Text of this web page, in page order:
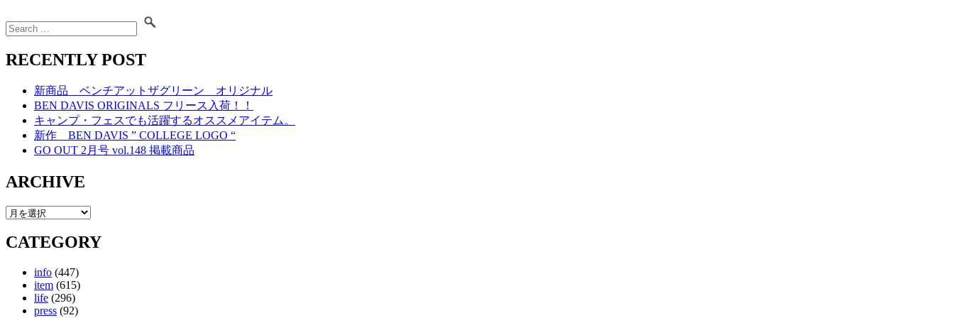
RECENTLY POST
新商品 ベンチアットザグリーン オリジナル
BEN DAVIS ORIGINALS フリース入荷！！
キャンプ・フェスでも活躍するオススメアイテム。
新作 BEN DAVIS ” COLLEGE LOGO “
GO OUT 2月号 vol.148 掲載商品
ARCHIVE
CATEGORY
info (447)
item (615)
life (296)
press (92)